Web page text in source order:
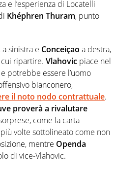
e l’esperienza di Locatelli
Khéphren Thuram, punto
a sinistra e Conceiçao a destra,
ripartire. Vlahovic piace nel
potrebbe essere l’uomo
bianconero,
il noto nodo contrattuale.
proverà a rivalutare
come la carta
volte sottolineato come non
mentre Openda
di vice-Vlahovic.